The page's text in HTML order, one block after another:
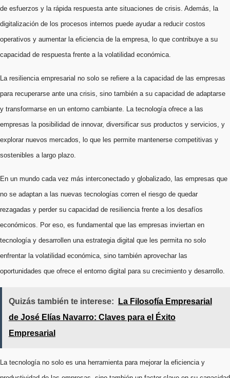
de esfuerzos y la rápida respuesta ante situaciones de crisis. Además, la
digitalización de los procesos internos puede ayudar a reducir costos
operativos y aumentar la eficiencia de la empresa, lo que contribuye a su
capacidad de respuesta frente a la volatilidad económica.
La resiliencia empresarial no solo se refiere a la capacidad de las empresas
para recuperarse ante una crisis, sino también a su capacidad de adaptarse
y transformarse en un entorno cambiante. La tecnología ofrece a las
empresas la posibilidad de innovar, diversificar sus productos y servicios, y
explorar nuevos mercados, lo que les permite mantenerse competitivas y
sostenibles a largo plazo.
En un mundo cada vez más interconectado y globalizado, las empresas que
no se adaptan a las nuevas tecnologías corren el riesgo de quedar
rezagadas y perder su capacidad de resiliencia frente a los desafíos
económicos. Por eso, es fundamental que las empresas inviertan en
tecnología y desarrollen una estrategia digital que les permita no solo
enfrentar la volatilidad económica, sino también aprovechar las
oportunidades que ofrece el entorno digital para su crecimiento y desarrollo.
Quizás también te interese:
La Filosofía Empresarial
de José Elías Navarro: Claves para el Éxito
Empresarial
La tecnología no solo es una herramienta para mejorar la eficiencia y